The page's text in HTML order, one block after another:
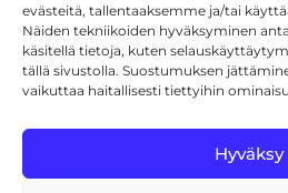
evästeitä, tallentaaksemme ja/tai
Näiden tekniikoiden hyväksyminen
käsitellä tietoja, kuten
tällä sivustolla. Suostumuksen
vaikuttaa haitallisesti tiettyihin
Hyväksy
Maksutavat
Toimitustavat
Usein kysytyt kysymykset
+358 44 270 3795
asiakaspalvelu@toolcat.fi